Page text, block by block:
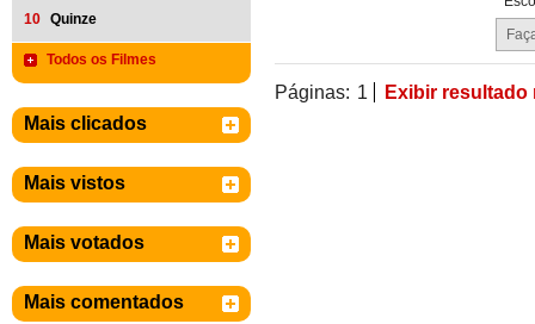
10 Quinze
Todos os Filmes
Mais clicados
Mais vistos
Mais votados
Mais comentados
Páginas: 1 Exibir resultado